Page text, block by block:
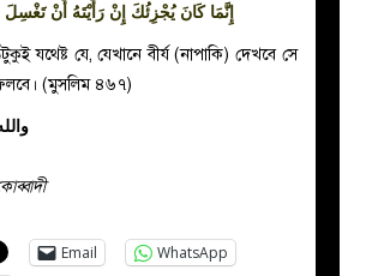
إِنَّمَا كَانَ يُجْزِئُكَ إِنْ رَأَيْتَهُ أَنْ تَغْسِلَ
যথেষ্ট যে,যেখানে বীর্য (নাপাকি) দেখবে সে
(মুসলিম ৪৬৭)
Email
WhatsApp